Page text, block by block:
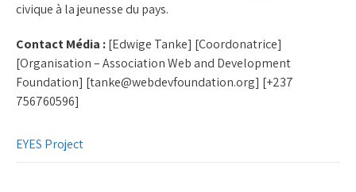
civique à la jeunesse du pays.
Contact Média :[Edwige Tanke] [Coordonatrice]
[Organisation – Association Web and Development
Foundation] [tanke@webdevfoundation.org] [+237
756760596]
EYES Project